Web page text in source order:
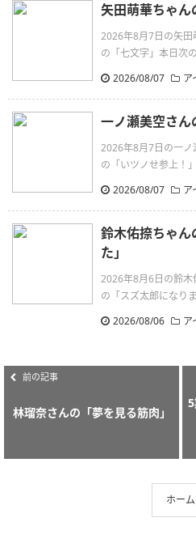
矢田萌華ちゃん
2026年8月7日の矢田
の「七文字」本日次
2026/08/07
ア
一ノ瀬美空さん
2026年8月7日の一ノ
の「いツノせ参上！
2026/08/07
ア
鈴木佑捺ちゃん
た」
2026年8月6日の鈴木
の「スズ太郎になり
2026/08/06
ア
前の記事
林瑠奈さんの「夢を見る筋肉」
ホーム